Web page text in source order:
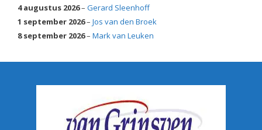
4 augustus 2026– Gerard Sleenhoff
1 september 2026– Jos van den Broek
8 september 2026– Mark van Leuken